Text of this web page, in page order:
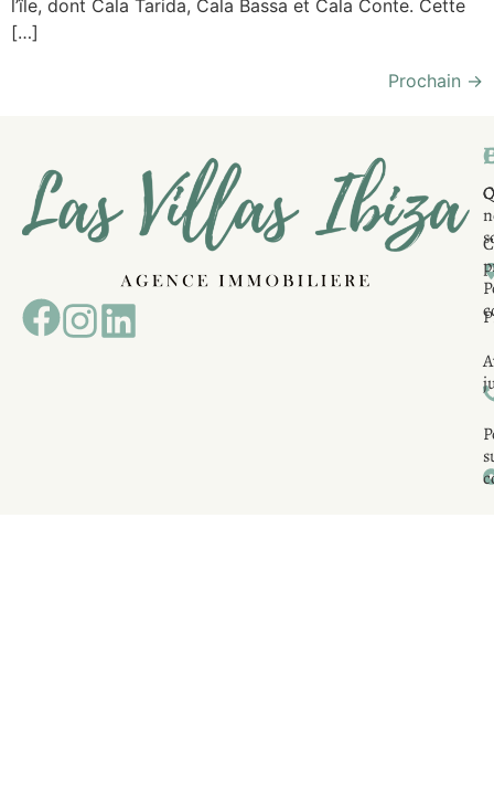
l’île, dont Cala Tarida, Cala Bassa et Cala Conte. Cette
[…]
Prochain →